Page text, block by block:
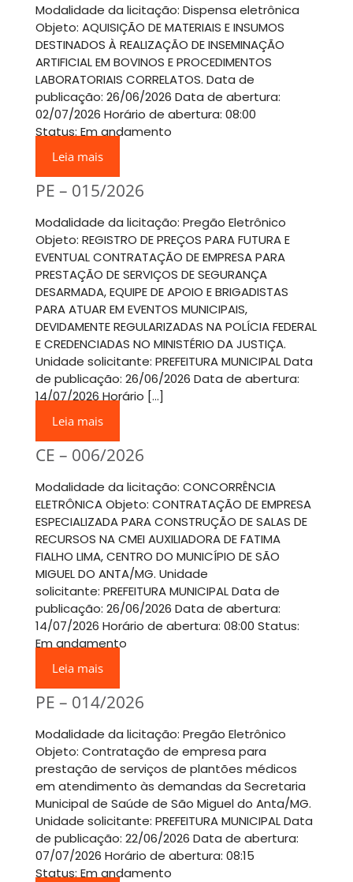
Modalidade da licitação: Dispensa eletrônica
Objeto: AQUISIÇÃO DE MATERIAIS E INSUMOS
DESTINADOS À REALIZAÇÃO DE INSEMINAÇÃO
ARTIFICIAL EM BOVINOS E PROCEDIMENTOS
LABORATORIAIS CORRELATOS. Data de
publicação: 26/06/2026 Data de abertura:
02/07/2026 Horário de abertura: 08:00
Status: Em andamento
Leia mais
PE – 015/2026
Modalidade da licitação: Pregão Eletrônico
Objeto: REGISTRO DE PREÇOS PARA FUTURA E
EVENTUAL CONTRATAÇÃO DE EMPRESA PARA
PRESTAÇÃO DE SERVIÇOS DE SEGURANÇA
DESARMADA, EQUIPE DE APOIO E BRIGADISTAS
PARA ATUAR EM EVENTOS MUNICIPAIS,
DEVIDAMENTE REGULARIZADAS NA POLÍCIA FEDERAL
E CREDENCIADAS NO MINISTÉRIO DA JUSTIÇA.
Unidade solicitante: PREFEITURA MUNICIPAL Data
de publicação: 26/06/2026 Data de abertura:
14/07/2026 Horário […]
Leia mais
CE – 006/2026
Modalidade da licitação: CONCORRÊNCIA
ELETRÔNICA Objeto: CONTRATAÇÃO DE EMPRESA
ESPECIALIZADA PARA CONSTRUÇÃO DE SALAS DE
RECURSOS NA CMEI AUXILIADORA DE FATIMA
FIALHO LIMA, CENTRO DO MUNICÍPIO DE SÃO
MIGUEL DO ANTA/MG. Unidade
solicitante: PREFEITURA MUNICIPAL Data de
publicação: 26/06/2026 Data de abertura:
14/07/2026 Horário de abertura: 08:00 Status:
Em andamento
Leia mais
PE – 014/2026
Modalidade da licitação: Pregão Eletrônico
Objeto: Contratação de empresa para
prestação de serviços de plantões médicos
em atendimento às demandas da Secretaria
Municipal de Saúde de São Miguel do Anta/MG.
Unidade solicitante: PREFEITURA MUNICIPAL Data
de publicação: 22/06/2026 Data de abertura:
07/07/2026 Horário de abertura: 08:15
Status: Em andamento